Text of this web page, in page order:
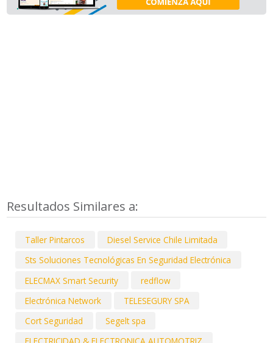
Resultados Similares a:
Taller Pintarcos
Diesel Service Chile Limitada
Sts Soluciones Tecnológicas En Seguridad Electrónica
ELECMAX Smart Security
redflow
Electrónica Network
TELESEGURY SPA
Cort Seguridad
Segelt spa